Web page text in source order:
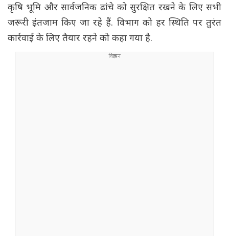
कृषि भूमि और सार्वजनिक ढांचे को सुरक्षित रखने के लिए सभी
जरूरी इंतजाम किए जा रहे हैं. विभाग को हर स्थिति पर तुरंत
कार्रवाई के लिए तैयार रहने को कहा गया है.